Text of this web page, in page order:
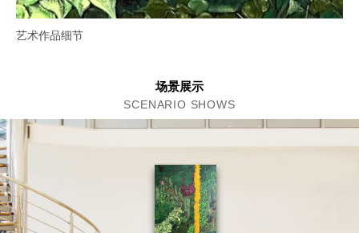
艺术作品细节
场景展示
SCENARIO SHOWS